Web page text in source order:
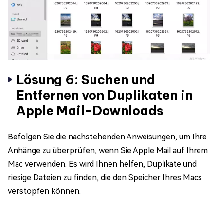
Lösung 6: Suchen und
Entfernen von Duplikaten in
Apple Mail-Downloads
Befolgen Sie die nachstehenden Anweisungen, um Ihre
Anhänge zu überprüfen, wenn Sie Apple Mail auf Ihrem
Mac verwenden. Es wird Ihnen helfen, Duplikate und
riesige Dateien zu finden, die den Speicher Ihres Macs
verstopfen können.